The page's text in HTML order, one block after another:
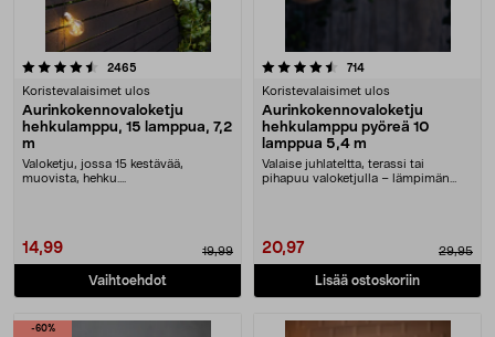
2465
Koristevalaisimet ulos
Aurinkokennovaloketju
hehkulamppu, 15 lamppua, 7,2
m
Valoketju, jossa 15 kestävää,
muovista, hehku....
14,99 19,99
Vaihtoehdot
4.5 viidestä tähdestä 714arvostelut
Koristevalaisimet ulos
Aurinkokennovaloketju
hehkulamppu pyöreä 10
lamppua 5,4 m
Valaise juhlateltta, terassi tai
pihapuu valoketjulla – lämpimän
20,97 29,95
Lisää ostoskoriin
-60%